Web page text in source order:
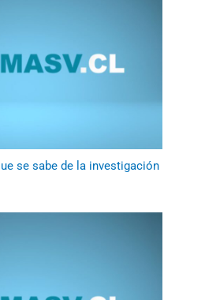
se sabe de la investigación